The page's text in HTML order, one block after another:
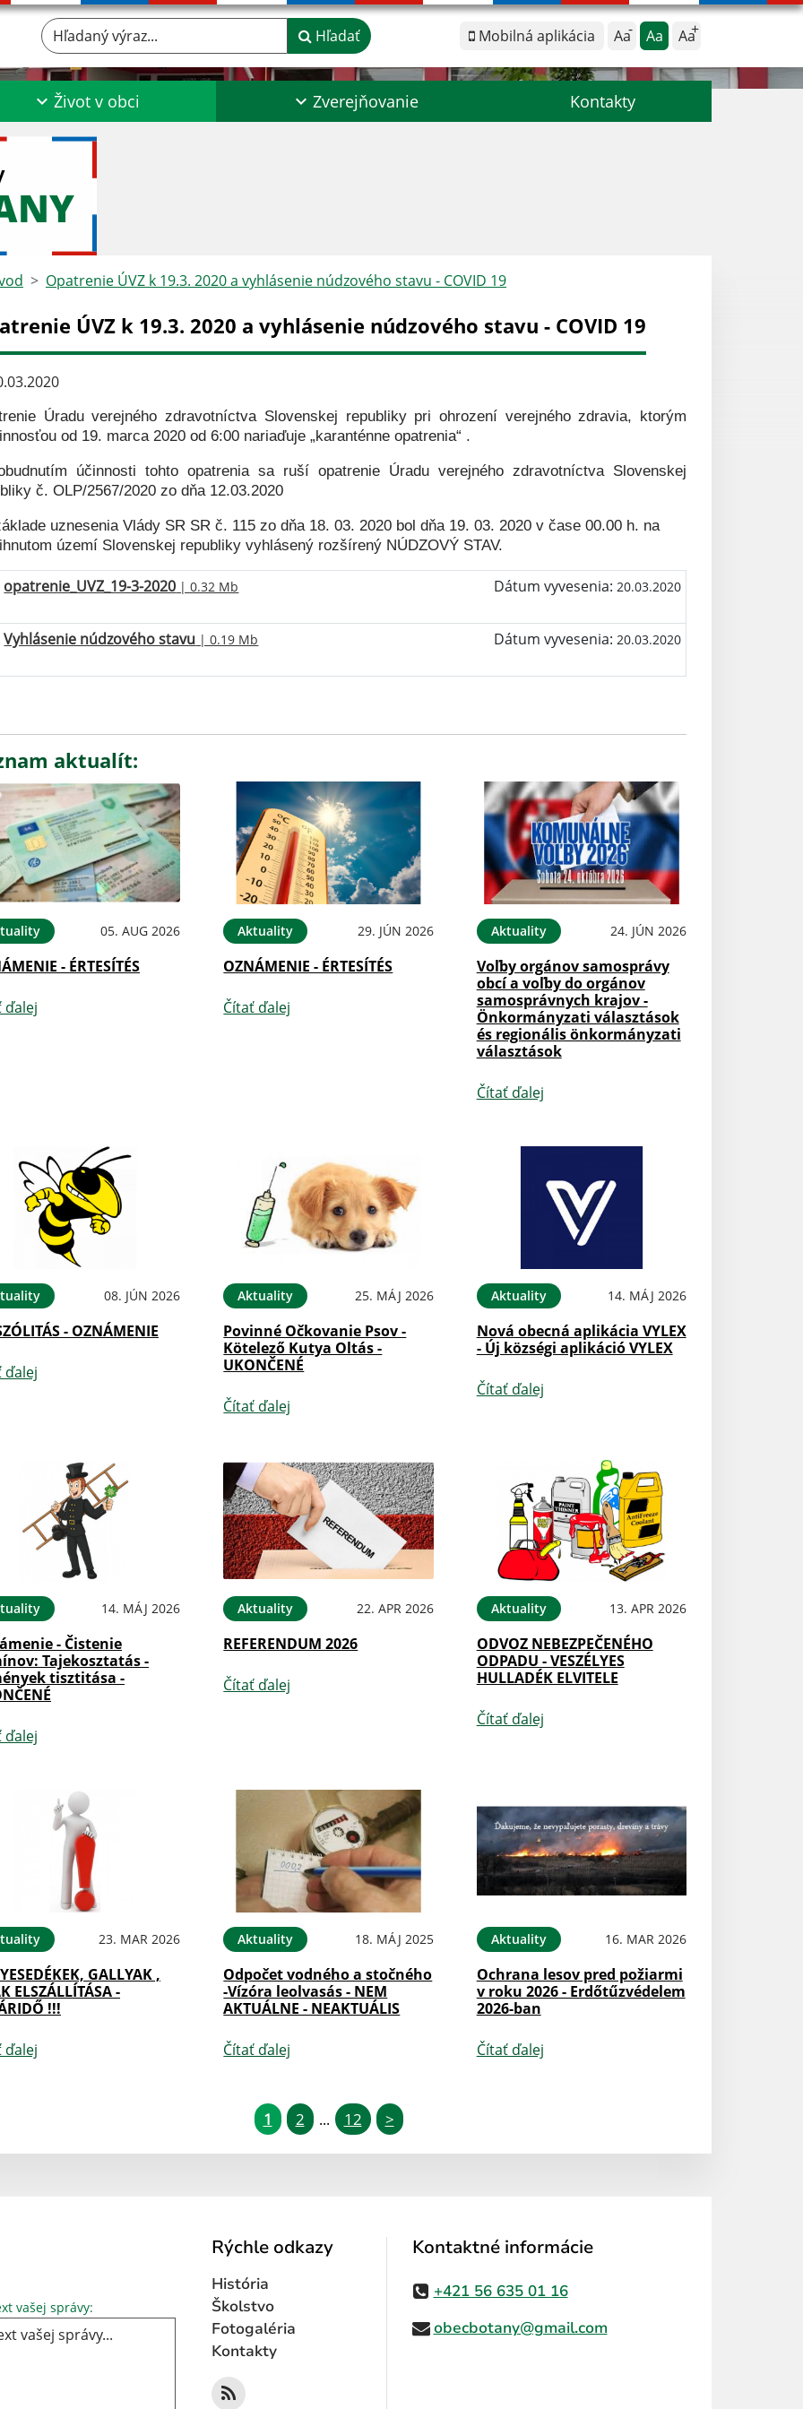
Mobilná aplikácia Aa Aa Aa
Hľadaný výraz... Hľadať
Život v obci Zverejňovanie Kontakty
Opatrenie ÚVZ k 19.3. 2020 a vyhlásenie núdzového stavu - COVID 19
ÚVZ k 19.3. 2020 a vyhlásenie núdzového stavu - COVID 19
Úradu verejného zdravotníctva Slovenskej republiky pri ohrození verejného zdravia, ktorým
od 19. marca 2020 od 6:00 nariaďuje „karanténne opatrenia“ .
účinnosti tohto opatrenia sa ruší opatrenie Úradu verejného zdravotníctva Slovenskej
č. OLP/2567/2020 zo dňa 12.03.2020
uznesenia Vlády SR SR č. 115 zo dňa 18. 03. 2020 bol dňa 19. 03. 2020 v čase 00.00 h. na
území Slovenskej republiky vyhlásený rozšírený NÚDZOVÝ STAV.
opatrenie_UVZ_19-3-2020 | 0.32 Mb Dátum vyvesenia: 20.03.2020
Vyhlásenie núdzového stavu | 0.19 Mb Dátum vyvesenia: 20.03.2020
aktualít:
05. AUG 2026
- ÉRTESÍTÉS
ďalej
Aktuality 29. JÚN 2026
OZNÁMENIE - ÉRTESÍTÉS
Čítať ďalej
Aktuality 24. JÚN 2026
Voľby orgánov samosprávy
obcí a voľby do orgánov
samosprávnych krajov -
Önkormányzati választások
és regionális önkormányzati
választások
Čítať ďalej
08. JÚN 2026
- OZNÁMENIE
ďalej
Aktuality 25. MÁJ 2026
Povinné Očkovanie Psov -
Kötelező Kutya Oltás -
UKONČENÉ
Čítať ďalej
Aktuality 14. MÁJ 2026
Nová obecná aplikácia VYLEX
- Új községi aplikáció VYLEX
Čítať ďalej
14. MÁJ 2026
- Čistenie
Tajekosztatás -
tisztitása -
ďalej
Aktuality 22. APR 2026
REFERENDUM 2026
Čítať ďalej
Aktuality 13. APR 2026
ODVOZ NEBEZPEČENÉHO
ODPADU - VESZÉLYES
HULLADÉK ELVITELE
Čítať ďalej
23. MAR 2026
GALLYAK ,
ELSZÁLLÍTÁSA -
!!!
ďalej
Aktuality 18. MÁJ 2025
Odpočet vodného a stočného
-Vízóra leolvasás - NEM
AKTUÁLNE - NEAKTUÁLIS
Čítať ďalej
Aktuality 16. MAR 2026
Ochrana lesov pred požiarmi
v roku 2026 - Erdőtűzvédelem
2026-ban
Čítať ďalej
1 2 ... 12 >
vašej správy: Text vašej správy...
Rýchle odkazy
História
Školstvo
Fotogaléria
Kontakty
Kontaktné informácie
+421 56 635 01 16
obecbotany@gmail.com